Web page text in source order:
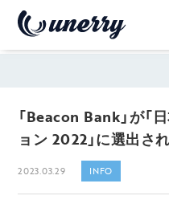
「Beacon Bank」が「
ョン 2022」に選出さ
2023.03.29 INFO